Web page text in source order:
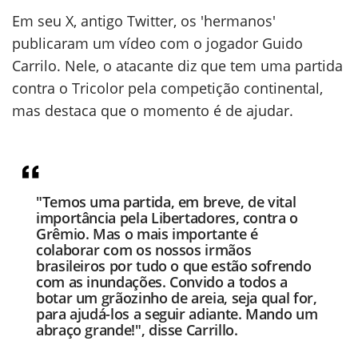
Em seu X, antigo Twitter, os 'hermanos'
publicaram um vídeo com o jogador Guido
Carrilo. Nele, o atacante diz que tem uma partida
contra o Tricolor pela competição continental,
mas destaca que o momento é de ajudar.
"Temos uma partida, em breve, de vital
importância pela Libertadores, contra o
Grêmio. Mas o mais importante é
colaborar com os nossos irmãos
brasileiros por tudo o que estão sofrendo
com as inundações. Convido a todos a
botar um grãozinho de areia, seja qual for,
para ajudá-los a seguir adiante. Mando um
abraço grande!", disse Carrillo.